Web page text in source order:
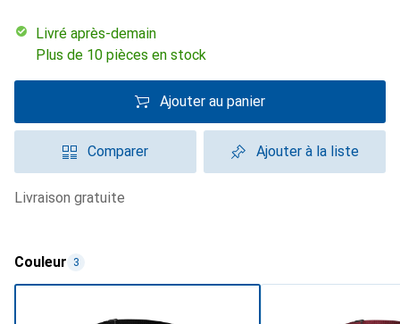
Livré après-demain
Plus de 10 pièces en stock
Ajouter au panier
Comparer Ajouter à la liste
livraison gratuite
Couleur 3